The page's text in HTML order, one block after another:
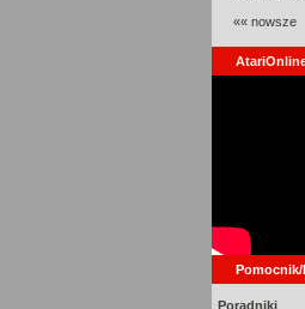
«« nowsze
Pomocnik/
Poradniki